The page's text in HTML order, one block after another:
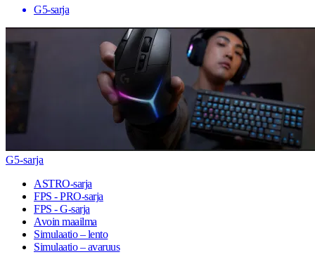
G5-sarja
G5-sarja
ASTRO-sarja
FPS - PRO-sarja
FPS - G-sarja
Avoin maailma
Simulaatio – lento
Simulaatio – avaruus